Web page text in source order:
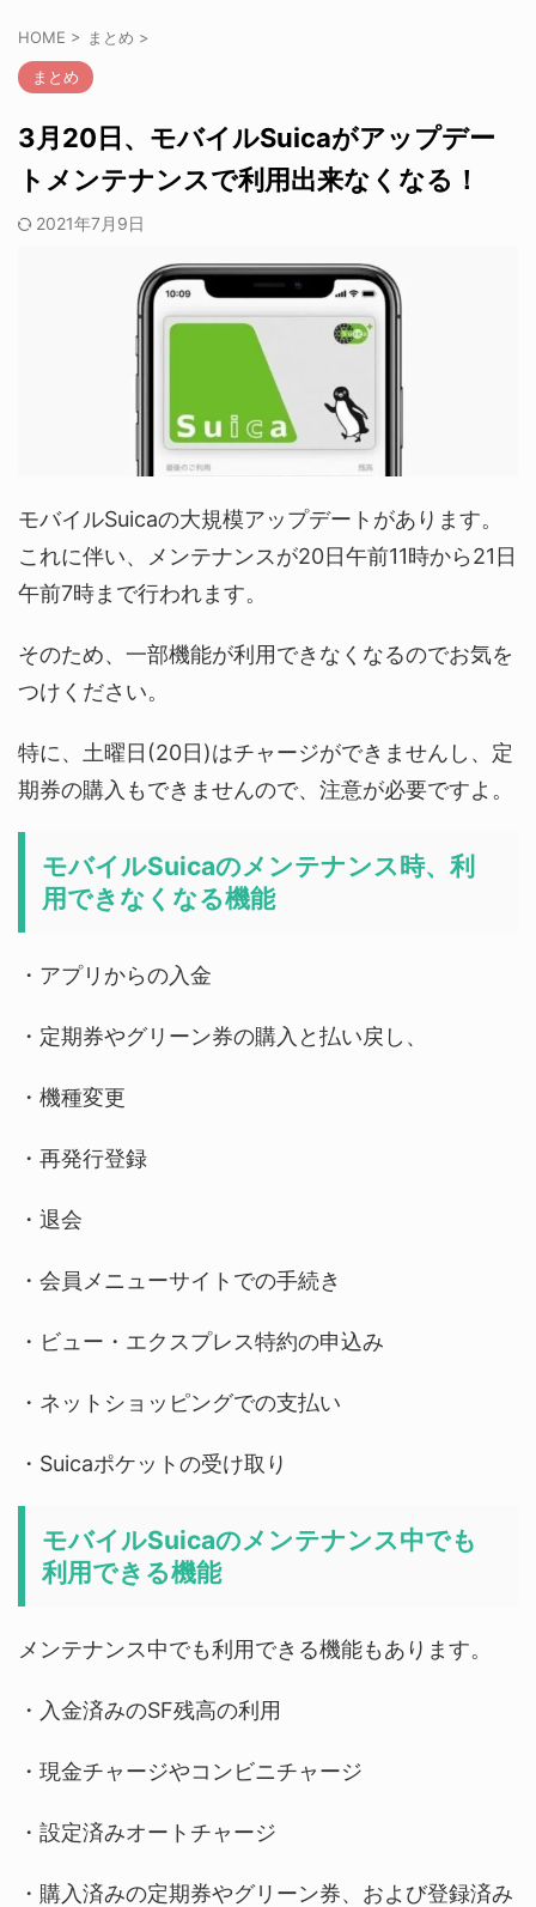
HOME > まとめ >
まとめ
3月20日、モバイルSuicaがアップデー
トメンテナンスで利用出来なくなる！
2021年7月9日
モバイルSuicaの大規模アップデートがあります。
これに伴い、メンテナンスが20日午前11時から21日
午前7時まで行われます。
そのため、一部機能が利用できなくなるのでお気を
つけください。
特に、土曜日(20日)はチャージができませんし、定
期券の購入もできませんので、注意が必要ですよ。
モバイルSuicaのメンテナンス時、利
用できなくなる機能
・アプリからの入金
・定期券やグリーン券の購入と払い戻し、
・機種変更
・再発行登録
・退会
・会員メニューサイトでの手続き
・ビュー・エクスプレス特約の申込み
・ネットショッピングでの支払い
・Suicaポケットの受け取り
モバイルSuicaのメンテナンス中でも
利用できる機能
メンテナンス中でも利用できる機能もあります。
・入金済みのSF残高の利用
・現金チャージやコンビニチャージ
・設定済みオートチャージ
・購入済みの定期券やグリーン券、および登録済み